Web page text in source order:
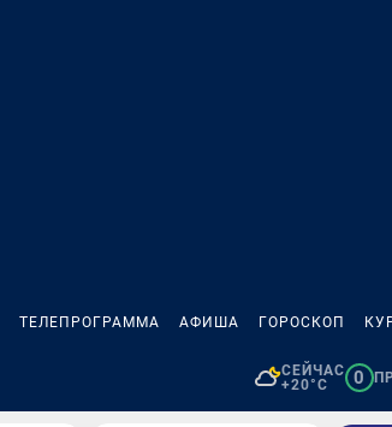
ТЕЛЕПРОГРАММА АФИША ГОРОСКОП
СЕЙЧАС
+20°C
0